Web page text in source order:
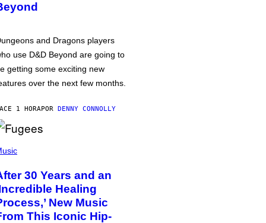
and Dragons players
use D&D Beyond are going to
getting some exciting new
over the next few months.
1 HORAPOR DENNY CONNOLLY
30 Years and an
Healing
New Music
This Iconic Hip-